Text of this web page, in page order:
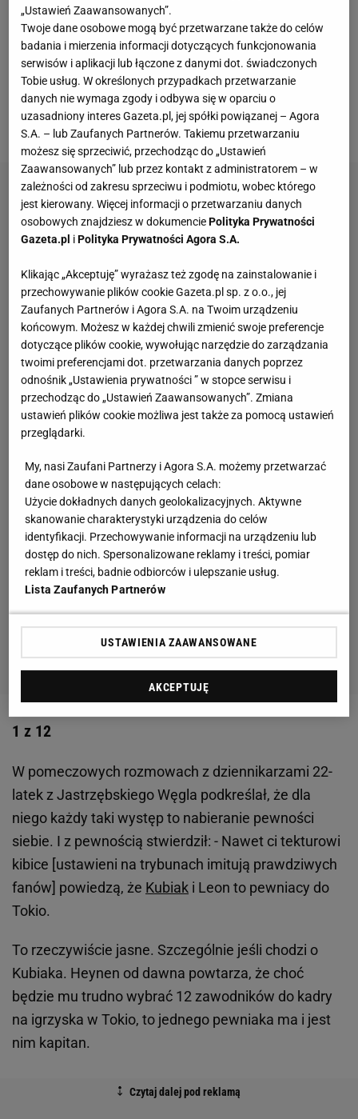
Niemcamizagrał tylko w pierwszym i drugim secie,
ale przez ten czas dostał od rozgrywającego
Fabiana Drzyzgi aż 17piłek, a 10 ataków skończył.
Dla porównania: Leon miał zapis 11/22,Kurek
Bednorz 8/14, a Maciej Muzaj 6/19. Do tego Fornal
dorzucił jeszcze po punkcie zagrywką i blokiem.
1 z 12
W pomeczowych rozmowach z dziennikarzami 22-
latek z Jastrzębskiego Węgla podkreślał, że dla
niego każdy taki występ to nabieranie pewności
siebie. I z pewnością stwierdził: - Nawet ci tekturowi
kibice [ustawieni na trybunach imitują prawdziwych
fanów] powiedzą, że Kubiak i Leon to pewniacy do
Tokio.
To rzeczywiście jasne. Szczególnie jeśli chodzi o
Kubiaka. Heynen od dawna powtarza, że choć
będzie mu trudno wybrać 12 zawodników do kadry
na igrzyska w Tokio, to jednego pewniaka ma i jest
nim kapitan.
„Ustawień Zaawansowanych”.
Twoje dane osobowe mogą być przetwarzane także do celów
badania i mierzenia informacji dotyczących funkcjonowania
serwisów i aplikacji lub łączone z danymi dot. świadczonych
Tobie usług. W określonych przypadkach przetwarzanie
danych nie wymaga zgody i odbywa się w oparciu o
uzasadniony interes Gazeta.pl, jej spółki powiązanej – Agora
S.A. – lub Zaufanych Partnerów. Takiemu przetwarzaniu
możesz się sprzeciwić, przechodząc do „Ustawień
Zaawansowanych” lub przez kontakt z administratorem – w
zależności od zakresu sprzeciwu i podmiotu, wobec którego
jest kierowany. Więcej informacji o przetwarzaniu danych
osobowych znajdziesz w dokumenciePolityka Prywatności
Gazeta.pl iPolityka Prywatności Agora S.A.
Klikając „Akceptuję” wyrażasz też zgodę na zainstalowanie i
przechowywanie plików cookie Gazeta.pl sp. z o.o., jej
Zaufanych Partnerów i Agora S.A. na Twoim urządzeniu
końcowym. Możesz w każdej chwili zmienić swoje preferencje
dotyczące plików cookie, wywołując narzędzie do zarządzania
twoimi preferencjami dot. przetwarzania danych poprzez
odnośnik „Ustawienia prywatności ” w stopce serwisu i
przechodząc do „Ustawień Zaawansowanych”. Zmiana
ustawień plików cookie możliwa jest także za pomocą ustawień
przeglądarki.
My, nasi Zaufani Partnerzy i Agora S.A. możemy przetwarzać
dane osobowe w następujących celach:
Użycie dokładnych danych geolokalizacyjnych. Aktywne
skanowanie charakterystyki urządzenia do celów
identyfikacji. Przechowywanie informacji na urządzeniu lub
dostęp do nich. Spersonalizowane reklamy i treści, pomiar
reklam i treści, badnie odbiorców i ulepszanie usług.
Lista Zaufanych Partnerów
USTAWIENIA ZAAWANSOWANE
AKCEPTUJĘ